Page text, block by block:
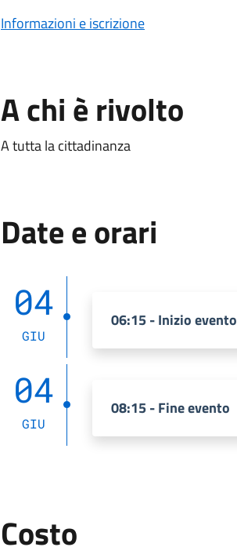
Informazioni e iscrizione
A chi è rivolto
A tutta la cittadinanza
Date e orari
04
GIU
06:15 - Inizio evento
04
GIU
08:15 - Fine evento
Costo